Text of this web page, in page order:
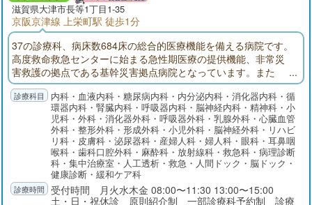
滋賀県大津市長等1丁目1-35
京阪京津線 上栄町駅 徒歩1分
37の診療科、病床数684床の総合的医療機能を備える病院です。
高度救命救急センターに始まる急性期医療の提供機能、非常災
害救護の拠点である基幹災害拠点病院となっています。また
「地域医療支援病院」「がん診療連携拠点病院」の承認・指定
を受けています。内科・血液内科・糖尿病内科・内分泌内科・消化器内科・循
環器内科・腎臓内科・呼吸器内科・脳神経内科・精神科・小
児科・外科・消化器外科・呼吸器外科・乳腺外科・心臓血管
外科・整形外科・形成外科・小児外科・脳神経外科・リハビ
リ科・皮膚科・泌尿器科・産婦人科・婦人科・眼科・耳鼻咽
喉科・歯科口腔外科・麻酔科・放射線科・救急科・病理診断
科・集中治療室・人工透析・救急・人間ドック・脳ドック・
健康診断・緩和ケア科
受付時間 月火水木金 08:00〜11:30 13:00〜15:00
土・日・祝休診 原則紹介制 一部診療科予約制 診療